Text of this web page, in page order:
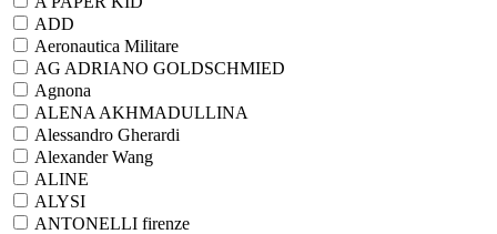
ADD
Aeronautica Militare
AG ADRIANO GOLDSCHMIED
Agnona
ALENA AKHMADULLINA
Alessandro Gherardi
Alexander Wang
ALINE
ALYSI
ANTONELLI firenze